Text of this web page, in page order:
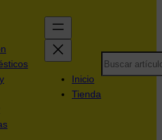
Inicio
Tienda
Search